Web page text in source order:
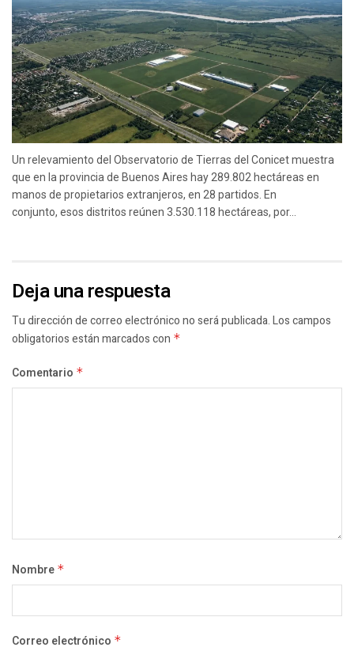
Un relevamiento del Observatorio de Tierras del Conicet muestra
que en la provincia de Buenos Aires hay 289.802 hectáreas en
manos de propietarios extranjeros, en 28 partidos. En
conjunto, esos distritos reúnen 3.530.118 hectáreas, por...
Deja una respuesta
Tu dirección de correo electrónico no será publicada.Los campos
obligatorios están marcados con *
Comentario *
Nombre *
Correo electrónico *